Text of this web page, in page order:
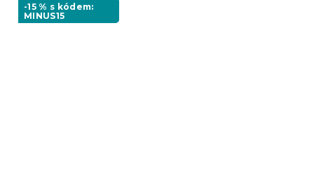
-15 % s kódem:
MINUS15